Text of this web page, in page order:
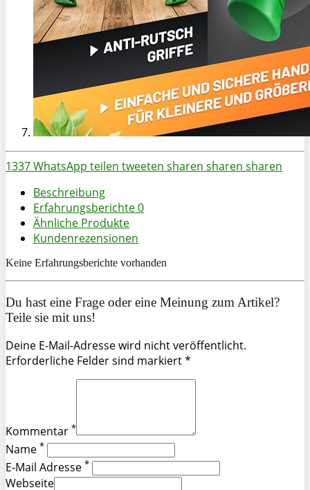
1337WhatsApp teilen tweeten sharen sharen sharen
Beschreibung
Erfahrungsberichte0
Ähnliche Produkte
Kundenrezensionen
Keine Erfahrungsberichte vorhanden
Du hast eine Frage oder eine Meinung zum Artikel?
Teile sie mit uns!
Deine E-Mail-Adresse wird nicht veröffentlicht.
Erforderliche Felder sind markiert *
Kommentar *
Name *
E-Mail Adresse *
Webseite